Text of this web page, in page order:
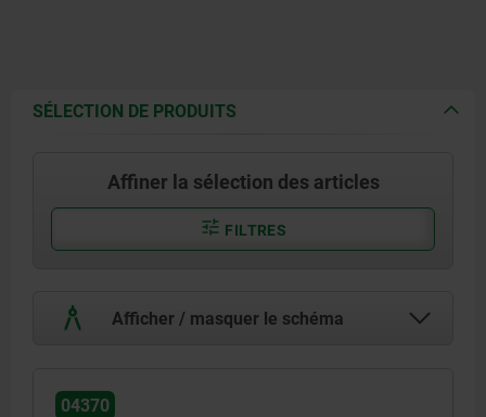
SÉLECTION DE PRODUITS
Affiner la sélection des articles
FILTRES
Afficher / masquer le schéma
04370